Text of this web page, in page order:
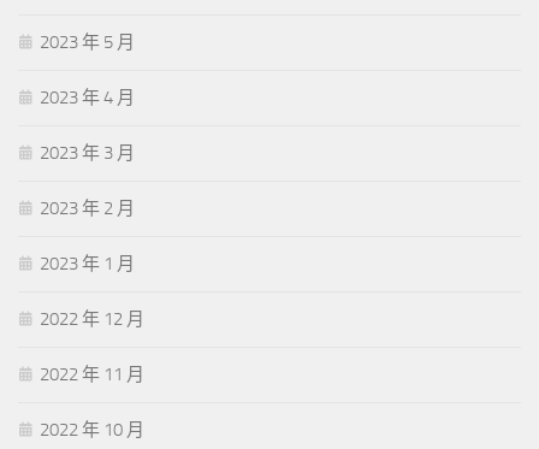
2023 年 5 月
2023 年 4 月
2023 年 3 月
2023 年 2 月
2023 年 1 月
2022 年 12 月
2022 年 11 月
2022 年 10 月